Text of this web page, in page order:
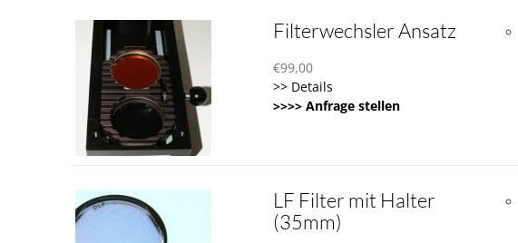
Filterwechsler Ansatz
€99,00
>> Details
>>>> Anfrage stellen
LF Filter mit Halter
(35mm)